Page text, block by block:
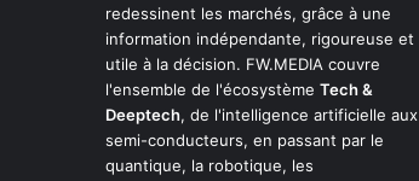
redessinent les marchés, grâce à une
information indépendante, rigoureuse et
utile à la décision. FW.MEDIA couvre
l'ensemble de l'écosystème Tech &
Deeptech, de l'intelligence artificielle aux
semi-conducteurs, en passant par le
quantique, la robotique, les